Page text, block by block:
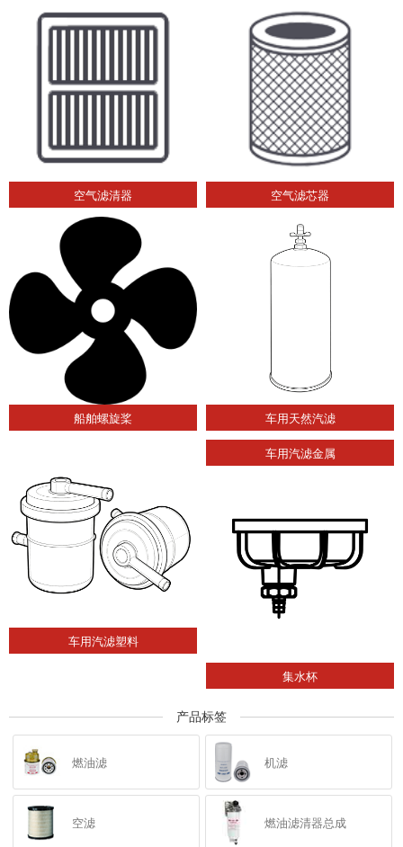
空气滤清器 空气滤芯器
船舶螺旋桨 车用天然汽滤
车用汽滤塑料
车用汽滤金属
集水杯
产品标签
燃油滤 机滤
空滤 燃油滤清器总成